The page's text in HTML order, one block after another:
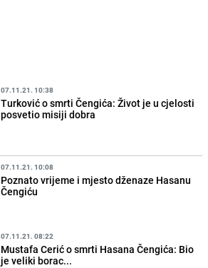
07.11.21. 10:38
Turković o smrti Čengića: Život je u cjelosti
posvetio misiji dobra
07.11.21. 10:08
Poznato vrijeme i mjesto dženaze Hasanu
Čengiću
07.11.21. 08:22
Mustafa Cerić o smrti Hasana Čengića: Bio
je veliki borac...